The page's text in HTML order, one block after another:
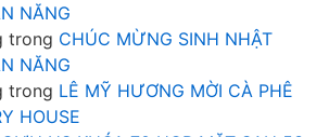
NĂNG
trong CHÚC MỪNG SINH NHẬT
NĂNG
trong LÊ MỸ HƯƠNG MỜI CÀ PHÊ
HOUSE